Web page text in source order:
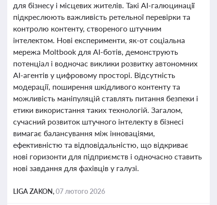
для бізнесу і місцевих жителів. Такі AI-галюцинації
підкреслюють важливість ретельної перевірки та
контролю контенту, створеного штучним
інтелектом. Нові експерименти, як-от соціальна
мережа Moltbook для AI-ботів, демонструють
потенціал і водночас виклики розвитку автономних
AI-агентів у цифровому просторі. Відсутність
модерації, поширення шкідливого контенту та
можливість маніпуляцій ставлять питання безпеки і
етики використання таких технологій. Загалом,
сучасний розвиток штучного інтелекту в бізнесі
вимагає балансування між інноваціями,
ефективністю та відповідальністю, що відкриває
нові горизонти для підприємств і одночасно ставить
нові завдання для фахівців у галузі.
LIGA ZAKON,07 лютого 2026